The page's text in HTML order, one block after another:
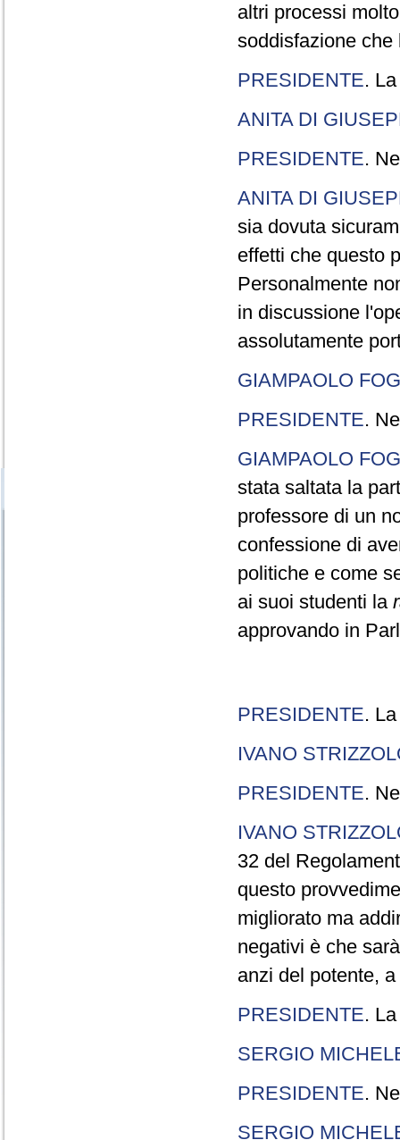
altri processi
soddisfazione che
PRESIDENTE.
ANITA DI
PRESIDENTE.
ANITA DI
sia dovuta
effetti che questo
Personalmente
in discussione
assolutamente
GIAMPAOLO
PRESIDENTE.
GIAMPAOLO
stata saltata la
professore di un
confessione di
politiche e come
ai suoi studenti la
approvando in
PRESIDENTE.
IVANO
PRESIDENTE.
IVANO
32 del
questo
migliorato ma
negativi è che
anzi del potente,
PRESIDENTE.
SERGIO
PRESIDENTE.
SERGIO